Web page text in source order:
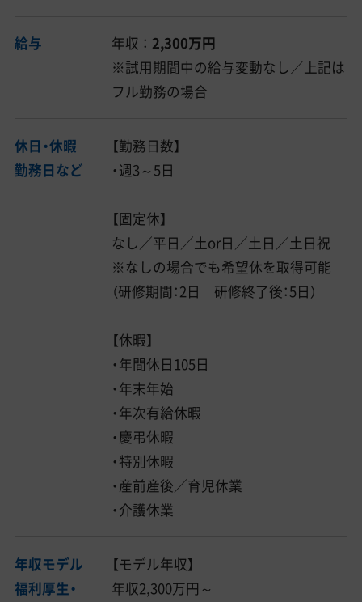
給与 年収 ： 2,300万円
※試用期間中の給与変動なし／上記は
フル勤務の場合
休日・休暇
勤務日など
【勤務日数】
・週3～5日
【固定休】
なし／平日／土or日／土日／土日祝
※なしの場合でも希望休を取得可能
（研修期間：2日 研修終了後：5日）
【休暇】
・年間休日105日
・年末年始
・年次有給休暇
・慶弔休暇
・特別休暇
・産前産後／育児休業
・介護休業
年収モデル
福利厚生・
【モデル年収】
年収2,300万円～